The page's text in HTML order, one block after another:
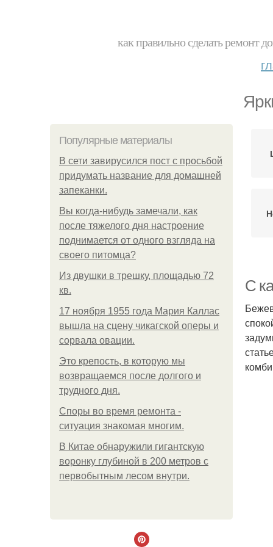
как правильно сделать ремонт
Популярные материалы
В сети завирусился пост с просьбой
придумать название для домашней
запеканки.
Вы когда-нибудь замечали, как
после тяжелого дня настроение
поднимается от одного взгляда на
своего питомца?
Из двушки в трешку, площадью 72
кв.
17 ноября 1955 года Мария Каллас
вышла на сцену чикагской оперы и
сорвала овации.
Это крепость, в которую мы
возвращаемся после долгого и
трудного дня.
Споры во время ремонта -
ситуация знакомая многим.
В Китaе обнаружили гигaнтскую
воронку глубиной в 200 метров с
первобытным лесом внутри.
С